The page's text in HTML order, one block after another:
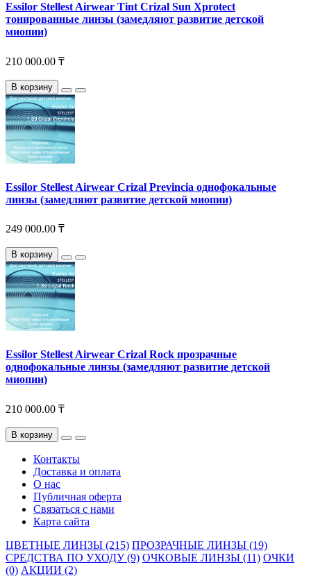
Essilor Stellest Airwear Tint Crizal Sun Xprotect
тонированные линзы (замедляют развитие детской
миопии)
210 000.00 ₸
В корзину
Essilor Stellest Airwear Crizal Previncia однофокальные
линзы (замедляют развитие детской миопии)
249 000.00 ₸
В корзину
Essilor Stellest Airwear Crizal Rock прозрачные
однофокальные линзы (замедляют развитие детской
миопии)
210 000.00 ₸
В корзину
Контакты
Доставка и оплата
О нас
Публичная оферта
Связаться с нами
Карта сайта
ЦВЕТНЫЕ ЛИНЗЫ (215) ПРОЗРАЧНЫЕ ЛИНЗЫ (19)
СРЕДСТВА ПО УХОДУ (9) ОЧКОВЫЕ ЛИНЗЫ (11) ОЧКИ
(0) АКЦИИ (2)